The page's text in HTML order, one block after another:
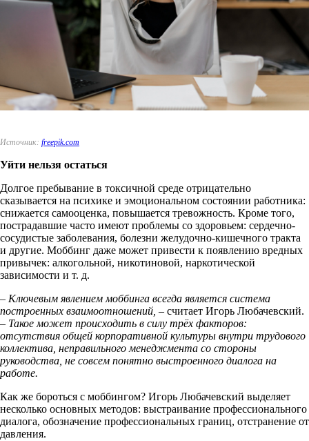
Источник: freepik.com
Уйти нельзя остаться
Долгое пребывание в токсичной среде отрицательно
сказывается на психике и эмоциональном состоянии работника:
снижается самооценка, повышается тревожность. Кроме того,
пострадавшие часто имеют проблемы со здоровьем: сердечно-
сосудистые заболевания, болезни желудочно-кишечного тракта
и другие. Моббинг даже может привести к появлению вредных
привычек: алкогольной, никотиновой, наркотической
зависимости и т. д.
– Ключевым явлением моббинга всегда является система
построенных взаимоотношений, – считает Игорь Любачевский.
– Такое может происходить в силу трёх факторов:
отсутствия общей корпоративной культуры внутри трудового
коллектива, неправильного менеджмента со стороны
руководства, не совсем понятно выстроенного диалога на
работе.
Как же бороться с моббингом? Игорь Любачевский выделяет
несколько основных методов: выстраивание профессионального
диалога, обозначение профессиональных границ, отстранение от
давления.